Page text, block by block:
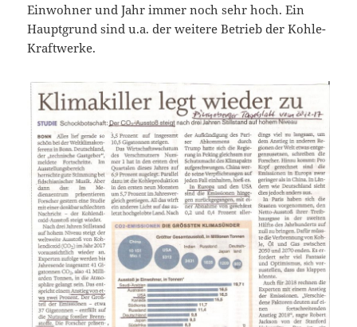
Einwohner und Jahr immer noch sehr hoch. Ein
Hauptgrund sind u.a. der weitere Betrieb der Kohle-
Kraftwerke.